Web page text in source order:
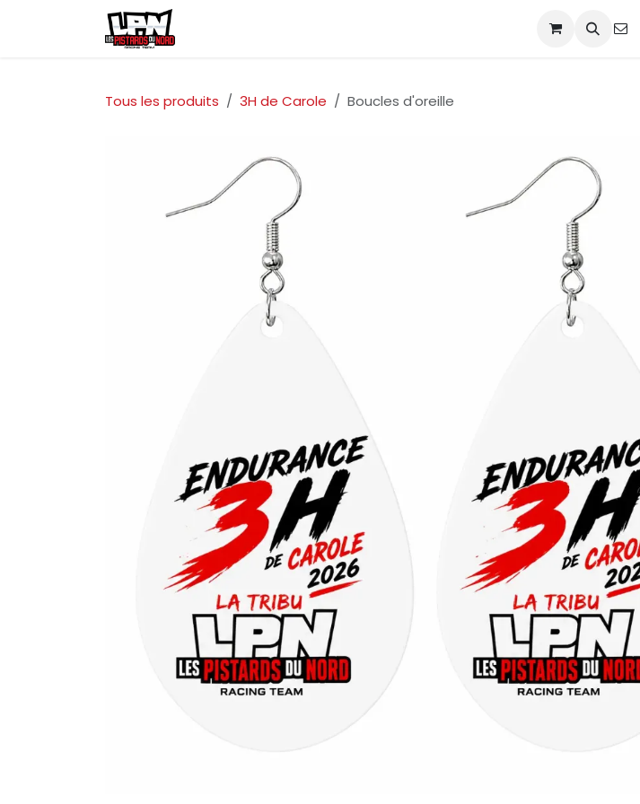
Se rendre au contenu
Contactez-nous
Tous les produits 3H de Carole Boucles d'oreille